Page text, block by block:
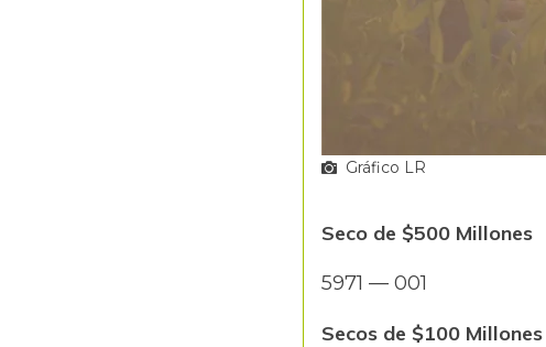
Gráfico LR
Seco de $500 Millones
5971 — 001
Secos de $100 Millones